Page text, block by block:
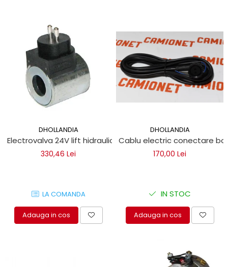
DHOLLANDIA
Electrovalva 24V lift hidraulic Dhollandia 18x40 M24x1mm
330,46 Lei
LA COMANDA
Adauga in cos
DHOLLANDIA
Cablu electric conectare
170,00 Lei
IN STOC
Adauga in cos